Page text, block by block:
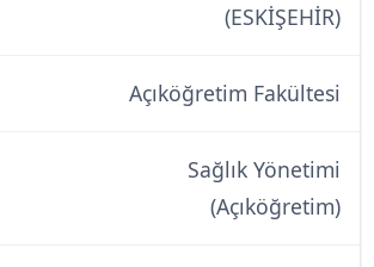
(ESKİŞEHİR)
Açıköğretim Fakültesi
Sağlık Yönetimi
(Açıköğretim)